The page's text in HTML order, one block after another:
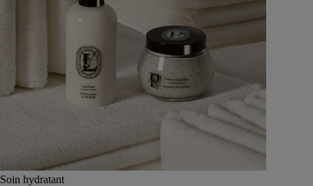
Soin hydratant